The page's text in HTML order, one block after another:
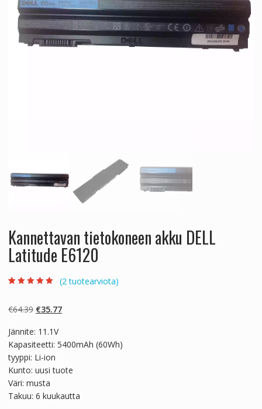
Kannettavan tietokoneen akku DELL
Latitude E6120
asiakkaan
(2tuotearviota)
€64.39 Alkuperäinen
oli:
€64.39.
€35.77Nykyinen
€35.77.
Jännite: 11.1V
Kapasiteetti: 5400mAh (60Wh)
tyyppi: Li-ion
Kunto: uusi tuote
Väri: musta
Takuu: 6 kuukautta